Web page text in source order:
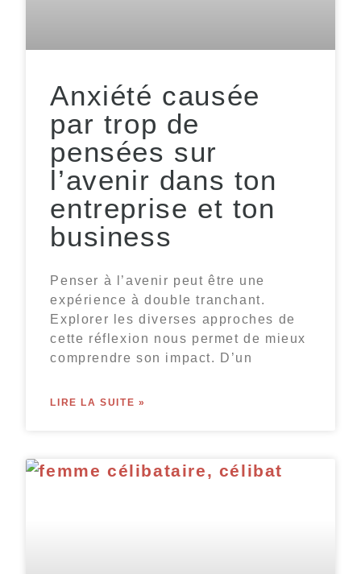
Anxiété causée
par trop de
pensées sur
l’avenir dans ton
entreprise et ton
business
Penser à l’avenir peut être une
expérience à double tranchant.
Explorer les diverses approches de
cette réflexion nous permet de mieux
comprendre son impact. D’un
LIRE LA SUITE »